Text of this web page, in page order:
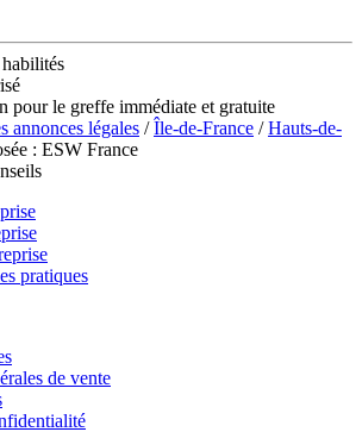
pour le greffe immédiate et gratuite
annonces légales /Île-de-France /Hauts-de-
: ESW France
pratiques
de vente